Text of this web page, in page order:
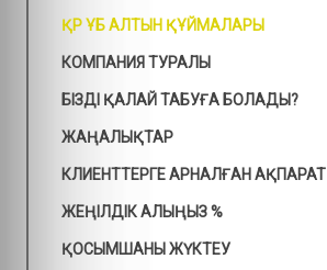
ҚР ҰБ АЛТЫН ҚҰЙМАЛАРЫ
КОМПАНИЯ ТУРАЛЫ
БІЗДІ ҚАЛАЙ ТАБУҒА БОЛАДЫ?
ЖАҢАЛЫҚТАР
КЛИЕНТТЕРГЕ АРНАЛҒАН АҚПАРАТ
ЖЕҢІЛДІК АЛЫҢЫЗ %
ҚОСЫМШАНЫ ЖҮКТЕУ